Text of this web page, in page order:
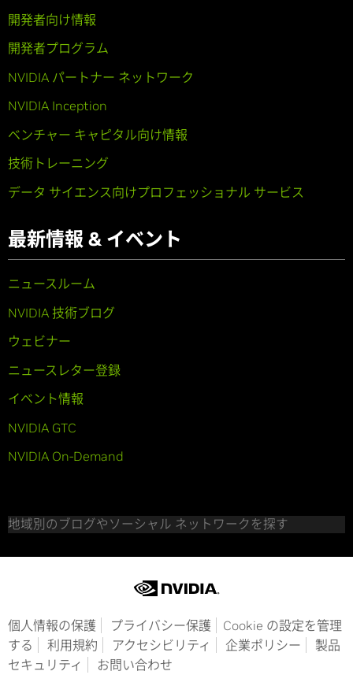
開発者向け情報
開発者プログラム
NVIDIA パートナー ネットワーク
NVIDIA Inception
ベンチャー キャピタル向け情報
技術トレーニング
データ サイエンス向けプロフェッショナル サービス
最新情報 & イベント
ニュースルーム
NVIDIA 技術ブログ
ウェビナー
ニュースレター登録
イベント情報
NVIDIA GTC
NVIDIA On-Demand
地域別のブログやソーシャル ネットワークを探す
個人情報の保護 プライバシー保護
Cookie の設定を管理
する
利用規約 アクセシビリティ 企業ポリシー
製品
セキュリティ
お問い合わせ